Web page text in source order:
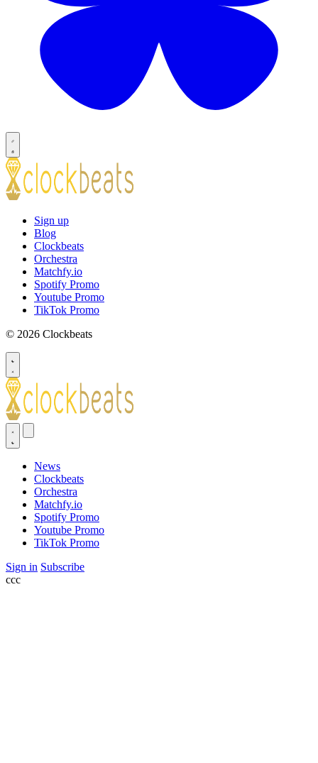
Sign up
Blog
Clockbeats
Orchestra
Matchfy.io
Spotify Promo
Youtube Promo
TikTok Promo
© 2026 Clockbeats
News
Clockbeats
Orchestra
Matchfy.io
Spotify Promo
Youtube Promo
TikTok Promo
Sign in Subscribe
ссс